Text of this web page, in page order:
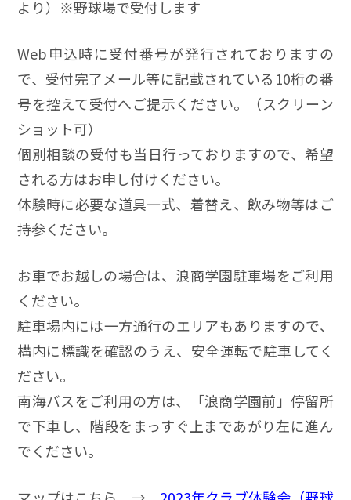
より）※野球場で受付します
Web申込時に受付番号が発行されておりますの
で、受付完了メール等に記載されている10桁の番
号を控えて受付へご提示ください。（スクリーン
ショット可）
個別相談の受付も当日行っておりますので、希望
される方はお申し付けください。
体験時に必要な道具一式、着替え、飲み物等はご
持参ください。
お車でお越しの場合は、浪商学園駐車場をご利用
ください。
駐車場内には一方通行のエリアもありますので、
構内に標識を確認のうえ、安全運転で駐車してく
ださい。
南海バスをご利用の方は、「浪商学園前」停留所
で下車し、階段をまっすぐ上まであがり左に進ん
でください。